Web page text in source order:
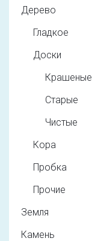
Дерево
Гладкое
Доски
Крашеные
Старые
Чистые
Кора
Пробка
Прочие
Земля
Камень